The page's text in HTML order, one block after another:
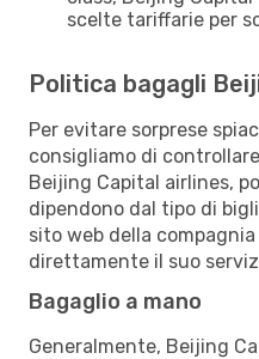
scelte tariffarie per
Politica bagagli
Per evitare sorprese
consigliamo di
Beijing Capital airlines,
dipendono dal tipo di
sito web della
direttamente il suo
Bagaglio a mano
Generalmente, Beijing